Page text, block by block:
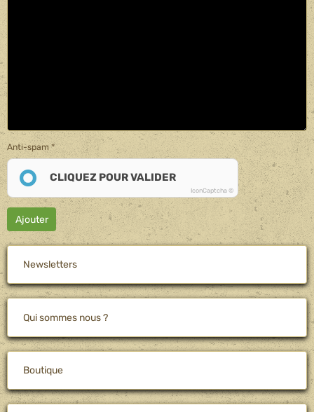
Anti-spam
CLIQUEZ POUR VALIDER
IconCaptcha ©
Ajouter
Newsletters
Qui sommes nous ?
Boutique